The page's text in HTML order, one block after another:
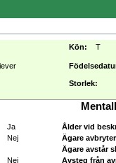
Kön: T
Storlek:
Ja
Ålder vid
Nej
Ägare
Ägare avstår
Nej
Avsteg från